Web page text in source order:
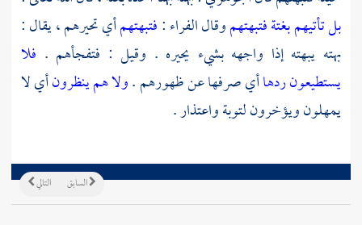
بل تأتيهم بغتة فتبهتهموقالالفراء:فتبهتهمأي تحيرهم ، يقال :
بهته يبهته إذا واجهه بشيء يحيره . وقيل : فتفجأهم . فلا
يستطيعون ردهاأي صرفها عن ظهورهم .ولا هم ينظرونأي لا
يمهلون ويؤخرون لتوبة واعتذار .
التالي السابق